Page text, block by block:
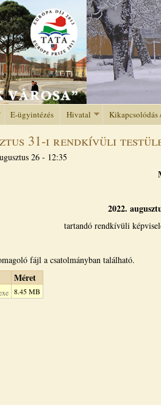
to navigation
E-ügyintézés Hivatal Kikapcsolódás
31-i rendkívüli
26 - 12:35
2022.
tartandó rendkívüli
fájl a csatolmányban található.
Méret
8.45 MB